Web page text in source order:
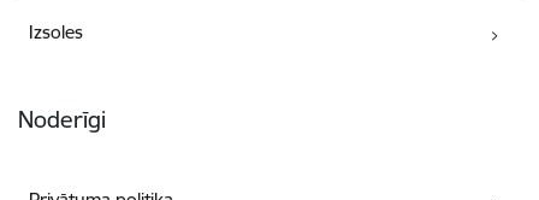
Izsoles
Noderīgi